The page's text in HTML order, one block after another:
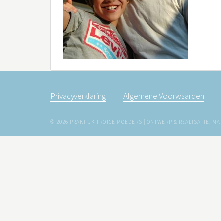
Privacyverklaring Algemene Voorwaarden
© 2026 PRAKTIJK TROTSE MOEDERS | ONTWERP & REALISATIE: